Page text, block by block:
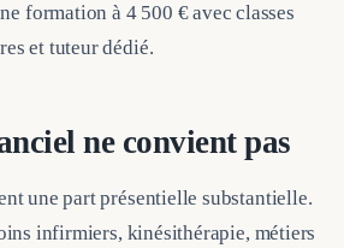
formation à 4 500 € avec classes
et tuteur dédié.
ne convient pas
une part présentielle substantielle.
infirmiers, kinésithérapie, métiers